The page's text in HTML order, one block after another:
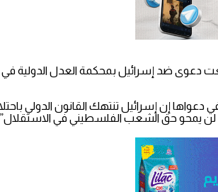
الجمعة 19 يناير/كانون الثاني 2024، أن إندونيسيا رفعت دعوى
إن إسرائيل تنتهك القانون الدولي